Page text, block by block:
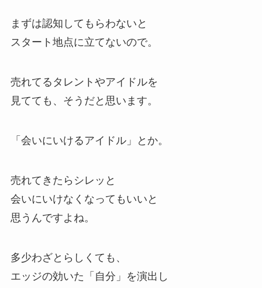
まずは認知してもらわないと
スタート地点に立てないので。
売れてるタレントやアイドルを
見てても、そうだと思います。
「会いにいけるアイドル」とか。
売れてきたらシレッと
会いにいけなくなってもいいと
思うんですよね。
多少わざとらしくても、
エッジの効いた「自分」を演出し